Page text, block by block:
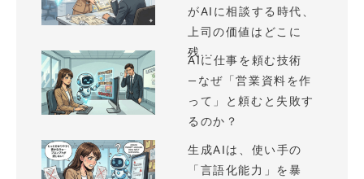
がAIに相談する時代、
上司の価値はどこに
残...
AIに仕事を頼む技術
—なぜ「営業資料を作
って」と頼むと失敗す
るのか？
生成AIは、使い手の
「言語化能力」を暴